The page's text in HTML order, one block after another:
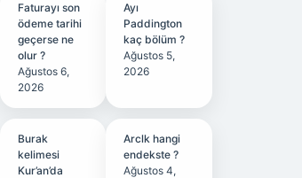
Faturayı son
ödeme tarihi
geçerse ne
olur ?
Ağustos 6,
2026
Ayı
Paddington
kaç bölüm ?
Ağustos 5,
2026
Burak
kelimesi
Kur’an’da
Arclk hangi
endekste ?
Ağustos 4,